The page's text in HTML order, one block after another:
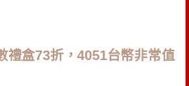
禮盒73折，4051台幣非常值